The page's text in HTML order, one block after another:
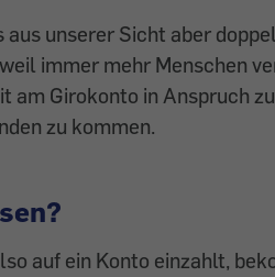
aus unserer Sicht aber
immer mehr Menschen
am Girokonto in Anspruch
zu kommen.
auf ein Konto einzahlt,